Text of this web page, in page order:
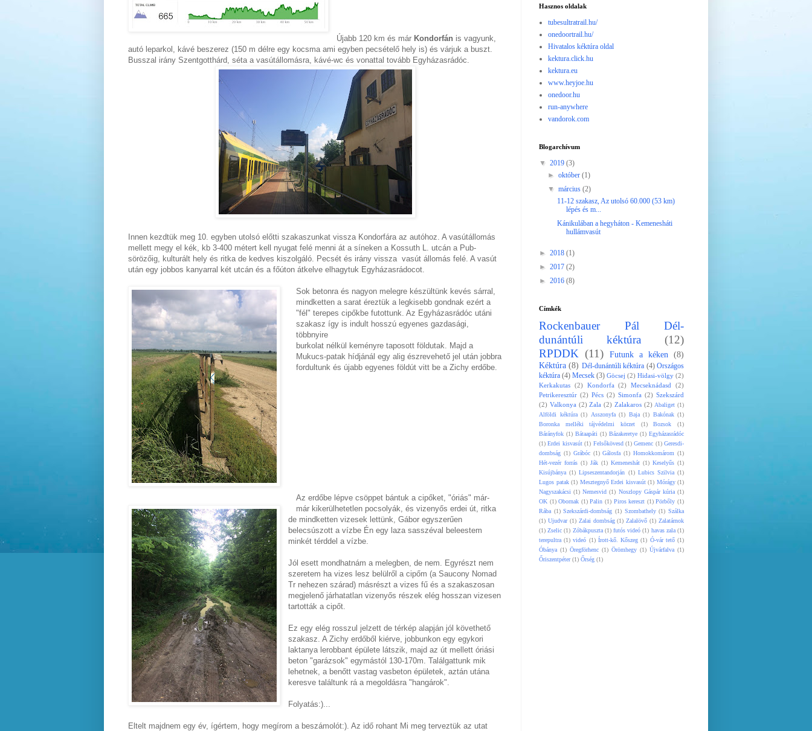
Újabb 120 km és már Kondorfán is vagyunk,
autó leparkol, kávé beszerez (150 m délre egy kocsma ami egyben pecsételő hely is) és várjuk a buszt.
Busszal irány Szentgotthárd, séta a vasútállomásra, kávé-wc és vonattal tovább Egyházasrádóc.
Innen kezdtük meg 10. egyben utolsó előtti szakaszunkat vissza Kondorfára az autóhoz. A vasútállomás
mellett megy el kék, kb 3-400 métert kell nyugat felé menni át a síneken a Kossuth L. utcán a Pub-
sörözőig, kulturált hely és ritka de kedves kiszolgáló. Pecsét és irány vissza vasút állomás felé. A vasút
után egy jobbos kanyarral két utcán és a főúton átkelve elhagytuk Egyházasrádocot.
Sok betonra és nagyon melegre készültünk kevés sárral,
mindketten a sarat éreztük a legkisebb gondnak ezért a
"fél" terepes cipőkbe futottunk. Az Egyházasrádóc utáni
szakasz így is indult hosszú egyenes gazdasági,
többnyire
burkolat nélkül keményre taposott földutak. Majd a
Mukucs-patak hídjánál egy alig észrevehető jel után jobbra
fordultunk és újabb egyenes földút vitt be a Zichy erdőbe.
Az erdőbe lépve csöppet bántuk a cipőket, "óriás" már-
már kikerülhetetlen pocsolyák, és vizenyős erdei út, ritka
de mindketten vizesek lettünk, Gábor egyszerűen
belecsúszott a vízbe Én egy laza sasszéval beleestem
minkét térddel a vízbe.
Jól esett mondhatnám a melegben, de nem. Egyrészt nem
szeretem ha vizes lesz belülről a cipőm (a Saucony Nomad
Tr nehezen szárad) másrészt a vizes fű és a szakaszosan
megjelenő járhatatlan vizenyős részek elég hosszan vizesen
tartották a cipőt.
Ez egy elég rosszul jelzett de térkép alapján jól követhető
szakasz. A Zichy erdőből kiérve, jobbunkon egy egykori
laktanya lerobbant épülete látszik, majd az út mellett óriási
beton "garázsok" egymástól 130-170m. Találgattunk mik
lehetnek, a benőtt vastag vasbeton épületek, aztán utána
keresve találtunk rá a megoldásra "hangárok".
Folyatás:)...
Eltelt majdnem egy év, ígértem, hogy megírom a beszámolót:). Az idő rohant Mi meg terveztük az utat
Hasznos oldalak
tubesultratrail.hu/
onedoortrail.hu/
Hivatalos kéktúra oldal
kektura.click.hu
kektura.eu
www.heyjoe.hu
onedoor.hu
run-anywhere
vandorok.com
Blogarchívum
▼ 2019 (3)
►október(1)
▼március(2)
11-12 szakasz, Az utolsó 60.000 (53 km)
lépés és m...
Kánikulában a hegyháton - Kemenesháti
hullámvasút
► 2018 (1)
► 2017 (2)
► 2016 (8)
Címkék
Rockenbauer Pál Dél-
dunántúli kéktúra
(12)
RPDDK (11) Futunk a kéken
(8)
Kéktúra (8) Dél-dunántúli kéktúra (4) Országos
kéktúra (4) Mecsek (3) Göcsej (2) Hidasi-völgy (2)
Kerkakutas (2) Kondorfa (2) Mecseknádasd
(2)
Petrikeresztúr (2) Pécs (2) Simonfa (2) Szekszárd
(2) Valkonya (2) Zala (2) Zalakaros (2) Abaliget (1)
Alföldi kéktúra (1) Asszonyfa (1) Baja (1) Bakónak (1)
Boronka melléki tájvédelmi körzet
(1) Bozsok
(1)
Bárányfok (1) Bátaapáti (1) Bázakeretye (1) Egyházasrádóc
(1) Erdei kisvasút (1) Felsőkövesd (1) Gemenc (1) Geresdi-
dombság (1) Grábóc (1) Gálosfa (1) Homokkomárom (1)
Hét-vezér forrás (1) Ják (1) Kemeneshát (1) Keselyűs (1)
Kisújbánya (1) Lipseszentandorján (1) Lubics Szilvia (1)
Lugos patak (1) Mesztegnyő Erdei kisvasút (1) Mórágy (1)
Nagyszakácsi (1) Nemesvid (1) Noszlopy Gáspár kúria (1)
OK (1) Obornak (1) Palin (1) Piros kereszt (1) Pörbőly (1)
Rába (1) Szekszárdi-dombság (1) Szombathely (1) Szálka
(1) Ujudvar (1) Zalai dombság (1) Zalalövő (1) Zalatárnok
(1) Zselic (1) Zóbákpuszta (1) futós videó (1) havas zala (1)
terepultra (1) videó (1) Írott-kő. Kőszeg (1) Ó-vár tető (1)
Óbánya (1) Öregförhenc (1) Örömhegy (1) Újvárfalva (1)
Őriszentpéter (1) Őrség (1)